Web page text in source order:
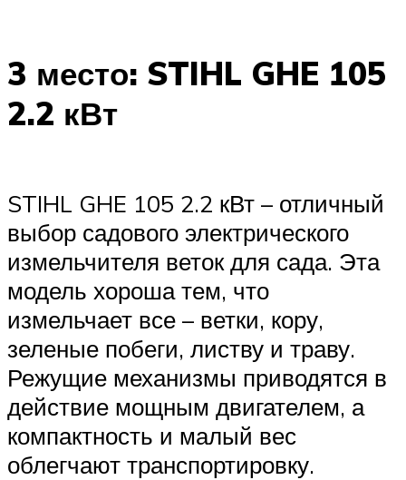
3 место: STIHL GHE 105
2.2 кВт
STIHL GHE 105 2.2 кВт – отличный
выбор садового электрического
измельчителя веток для сада. Эта
модель хороша тем, что
измельчает все – ветки, кору,
зеленые побеги, листву и траву.
Режущие механизмы приводятся в
действие мощным двигателем, а
компактность и малый вес
облегчают транспортировку.